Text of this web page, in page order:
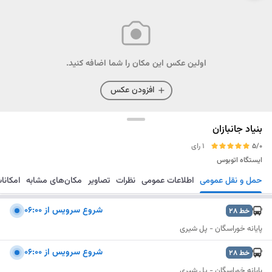
اولین عکس این مکان را شما اضافه کنید.
افزودن عکس
بنیاد جانبازان
5/0
1 رای
ایستگاه اتوبوس
مسیریابی ذخیره ارسال حمل و نقل عمومی اطلاعات عمومی نظرات تصاویر مکان‌های مشابه
خط28 شروع سرویس از ۰۶:۰۰
پایانه خوراسگان - پل شیری
خط28 شروع سرویس از ۰۶:۰۰